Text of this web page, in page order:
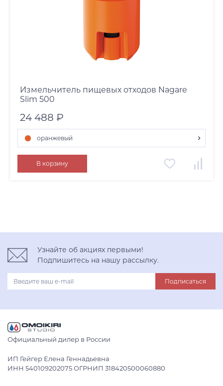
Измельчитель пищевых отходов Nagare
Slim 500
24 488 ₽
оранжевый
оранжевый
В корзину
Узнайте об акциях первыми!
Подпишитесь на нашу рассылку.
Подписаться
Официальный дилер в России
ИП Гейгер Елена Геннадьевна
ИНН 540109202075 ОГРНИП 318420500060880